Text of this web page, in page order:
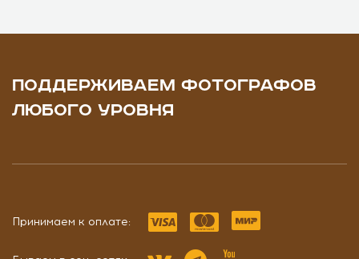
ПОДДЕРЖИВАЕМ ФОТОГРАФОВ
ЛЮБОГО УРОВНЯ
Принимаем к оплате: